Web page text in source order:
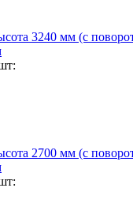
3240 мм (c
2700 мм (c